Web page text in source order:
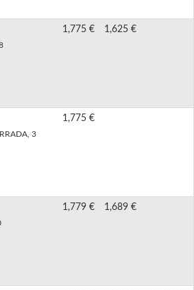
1,775 € 1,625 €
3
1,775 €
1,779 € 1,689 €